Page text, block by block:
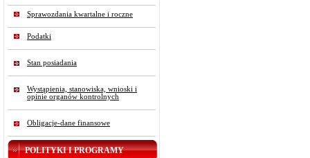
Sprawozdania kwartalne i roczne
Podatki
Stan posiadania
Wystąpienia, stanowiska, wnioski i
opinie organów kontrolnych
Obligacje-dane finansowe
POLITYKI I PROGRAMY